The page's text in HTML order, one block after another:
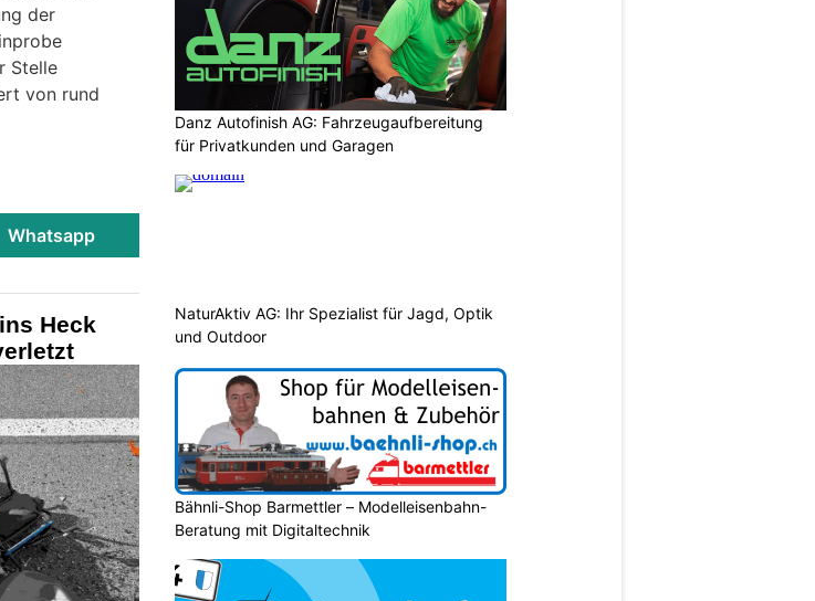
der
Stelle
von rund
Whatsapp
Heck
Danz Autofinish AG: Fahrzeugaufbereitung
für Privatkunden und Garagen
NaturAktiv AG: Ihr Spezialist für Jagd, Optik
und Outdoor
Bähnli-Shop Barmettler – Modelleisenbahn-
Beratung mit Digitaltechnik